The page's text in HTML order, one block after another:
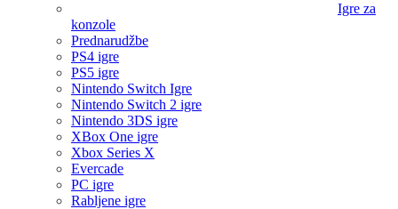
Igre za
konzole
Prednarudžbe
PS4 igre
PS5 igre
Nintendo Switch Igre
Nintendo Switch 2 igre
Nintendo 3DS igre
XBox One igre
Xbox Series X
Evercade
PC igre
Rabljene igre